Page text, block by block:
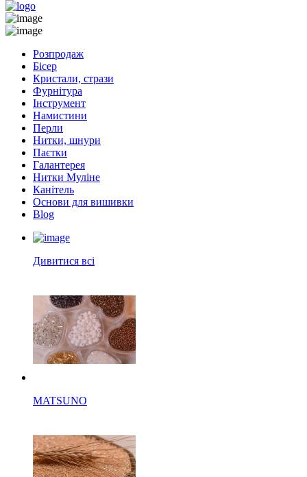
Розпродаж
Бісер
Кристали, стрази
Фурнітура
Інструмент
Намистини
Перли
Нитки, шнури
Паєтки
Галантерея
Нитки Муліне
Канітель
Основи для вишивки
Blog
Дивитися всі
MATSUNO